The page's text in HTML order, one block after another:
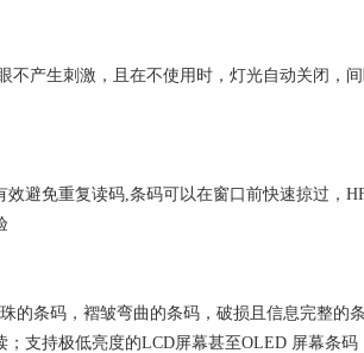
不产生刺激，且在不使用时，灯光自动关闭，
避免重复读码,条码可以在窗口前快速掠过，
的条码，褶皱弯曲的条码，破损且信息完整的
支持极低亮度的LCD屏幕甚至OLED 屏幕条码